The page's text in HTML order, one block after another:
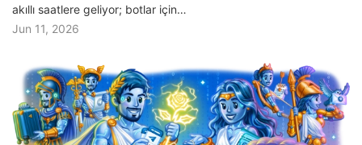
akıllı saatlere geliyor; botlar için…
Jun 11, 2026